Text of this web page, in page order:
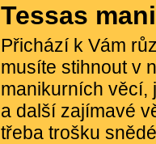
Tessas
Přichází k Vám
musíte stihnout v
manikurních věcí,
a další zajímavé
třeba trošku